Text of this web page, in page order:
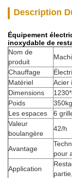
Description
Équipement
inoxydable de
Nom de
produit
Chauffage
Matériel
Acier
Dimensions
Poids
350kg
Les espaces
6
Valeur
boulangère
42/h
Avantage
pour
Application